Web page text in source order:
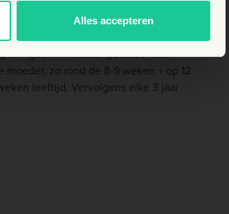
Alles accepteren
zeer belangrijk om een ​​goede
al ingeënt. Inclusief geeft ze haar
zo rond de 8-9 weken + op 12
leeftijd. Vervolgens elke 3 jaar